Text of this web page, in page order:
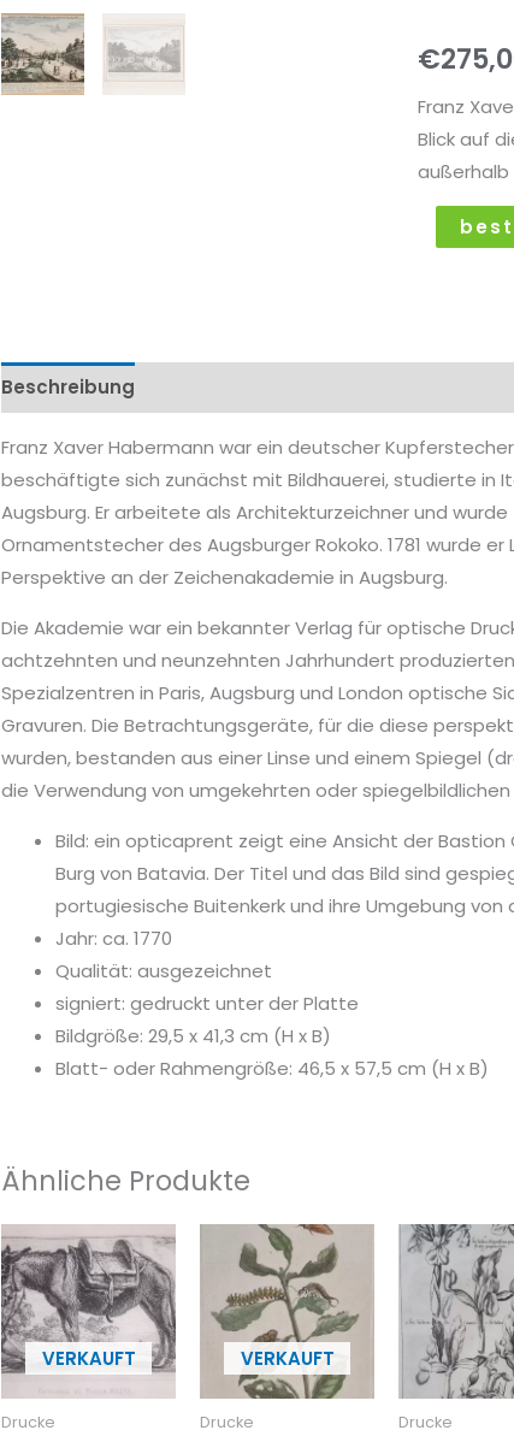
€
Franz
Blick auf
außerhalb
Menge
Beschreibung
Franz Xaver Habermann war ein deutscher
beschäftigte sich zunächst mit Bildhauerei, studierte in
Augsburg. Er arbeitete als Architekturzeichner und
Ornamentstecher des Augsburger Rokoko. 1781 wurde er
Perspektive an der Zeichenakademie in Augsburg.
Die Akademie war ein bekannter Verlag für optische
achtzehnten und neunzehnten Jahrhundert
Spezialzentren in Paris, Augsburg und London optische
Gravuren. Die Betrachtungsgeräte, für die diese
wurden, bestanden aus einer Linse und einem Spiegel
die Verwendung von umgekehrten oder
Bild: ein opticaprent zeigt eine Ansicht der Bastion
Burg von Batavia. Der Titel und das Bild sind
portugiesische Buitenkerk und ihre Umgebung von
Jahr: ca. 1770
Qualität: ausgezeichnet
signiert: gedruckt unter der Platte
Bildgröße: 29,5 x 41,3 cm (H x B)
Blatt- oder Rahmengröße: 46,5 x 57,5 cm (H x B)
Ähnliche Produkte
Drucke Drucke Drucke